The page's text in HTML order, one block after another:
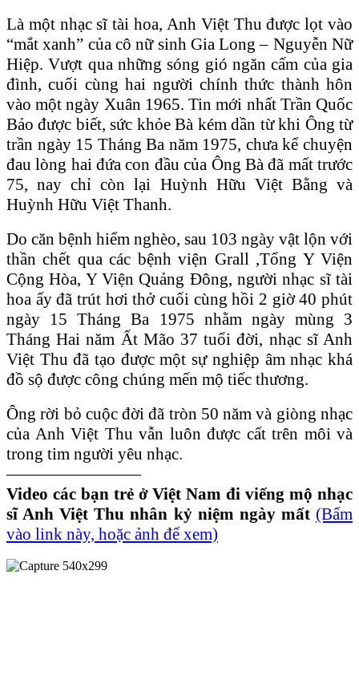
Là một nhạc sĩ tài hoa, Anh Việt Thu được lọt vào
“mắt xanh” của cô nữ sinh Gia Long – Nguyễn Nữ
Hiệp. Vượt qua những sóng gió ngăn cấm của gia
đình, cuối cùng hai người chính thức thành hôn
vào một ngày Xuân 1965. Tin mới nhất Trần Quốc
Bảo được biết, sức khỏe Bà kém dần từ khi Ông từ
trần ngày 15 Tháng Ba năm 1975, chưa kể chuyện
đau lòng hai đứa con đầu của Ông Bà đã mất trước
75, nay chỉ còn lại Huỳnh Hữu Việt Bằng và
Huỳnh Hữu Việt Thanh.
Do căn bệnh hiểm nghèo, sau 103 ngày vật lộn với
thần chết qua các bệnh viện Grall ,Tổng Y Viện
Cộng Hòa, Y Viện Quảng Đông, người nhạc sĩ tài
hoa ấy đã trút hơi thở cuối cùng hồi 2 giờ 40 phút
ngày 15 Tháng Ba 1975 nhằm ngày mùng 3
Tháng Hai năm Ất Mão 37 tuổi đời, nhạc sĩ Anh
Việt Thu đã tạo được một sự nghiệp âm nhạc khá
đồ sộ được công chúng mến mộ tiếc thương.
Ông rời bỏ cuộc đời đã tròn 50 năm và giòng nhạc
của Anh Việt Thu vẫn luôn được cất trên môi và
trong tim người yêu nhạc.
————————
Video các bạn trẻ ở Việt Nam đi viếng mộ nhạc
sĩ Anh Việt Thu nhân kỷ niệm ngày mất (Bấm
vào link này, hoặc ảnh để xem)